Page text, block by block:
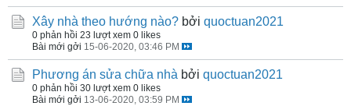
Xây nhà theo hướng nào? bởi quoctuan2021
0 phản hồi 23 lượt xem 0 likes
Bài mới gởi 15-06-2020, 03:46 PM
Phương án sửa chữa nhà bởi quoctuan2021
0 phản hồi 30 lượt xem 0 likes
Bài mới gởi 13-06-2020, 03:59 PM